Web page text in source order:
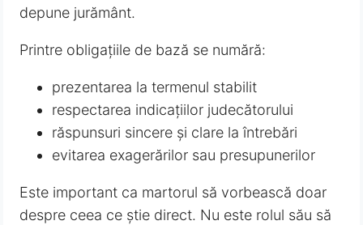
depune jurământ.
Printre obligațiile de bază se numără:
prezentarea la termenul stabilit
respectarea indicațiilor judecătorului
răspunsuri sincere și clare la întrebări
evitarea exagerărilor sau presupunerilor
Este important ca martorul să vorbească doar
despre ceea ce știe direct. Nu este rolul său să